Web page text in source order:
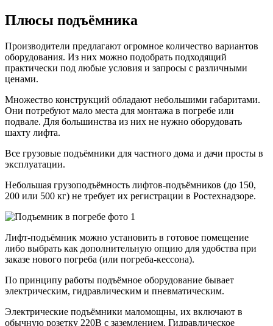
Плюсы подъёмника
Производители предлагают огромное количество вариантов
оборудования. Из них можно подобрать подходящий
практически под любые условия и запросы с различными
ценами.
Множество конструкций обладают небольшими габаритами.
Они потребуют мало места для монтажа в погребе или
подвале. Для большинства из них не нужно оборудовать
шахту лифта.
Все грузовые подъёмники для частного дома и дачи просты в
эксплуатации.
Небольшая грузоподъёмность лифтов-подъёмников (до 150,
200 или 500 кг) не требует их регистрации в Ростехнадзоре.
Лифт-подъёмник можно установить в готовое помещение
либо выбрать как дополнительную опцию для удобства при
заказе нового погреба (или погреба-кессона).
По принципу работы подъёмное оборудование бывает
электрическим, гидравлическим и пневматическим.
Электрические подъёмники маломощны, их включают в
обычную розетку 220В с заземлением. Гидравлическое